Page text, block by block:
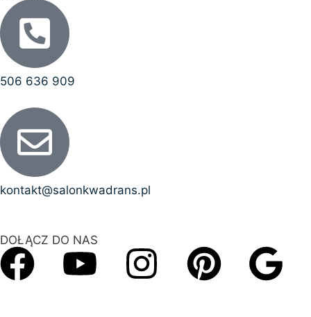
506 636 909
kontakt@salonkwadrans.pl
DOŁĄCZ DO NAS